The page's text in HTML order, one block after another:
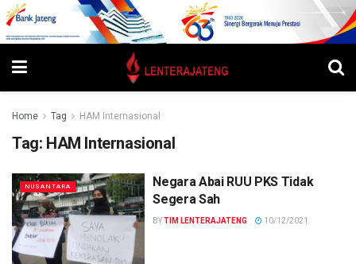
Home Tag HAM Internasional
Tag: HAM Internasional
NUSANTARA
Negara Abai RUU PKS Tidak
Segera Sah
BYTIM LENTERAJATENG 10/12/2021